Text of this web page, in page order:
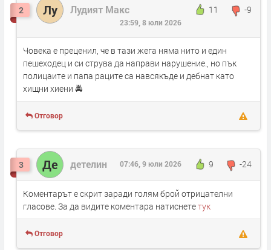
2 Лу Лудият Макс 11 -9
23:59, 8 юли 2026
Човека е преценил, че в тази жега няма нито и един
пешеходец и си струва да направи нарушение., но пък
полицаите и папа раците са навсякъде и дебнат като
хищни хиени 🚔
Отговор
3 Де детелин 9 -24
07:46, 9 юли 2026
Коментарът е скрит заради голям брой отрицателни
гласове. За да видите коментара натиснететук
Отговор